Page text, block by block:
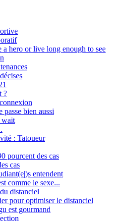
a hero or live long enough to see
?
passe bien aussi
wait
: Tatoueur
pourcent des cas
cas
entendent
comme le sexe...
distanciel
pour optimiser le distanciel
est gourmand